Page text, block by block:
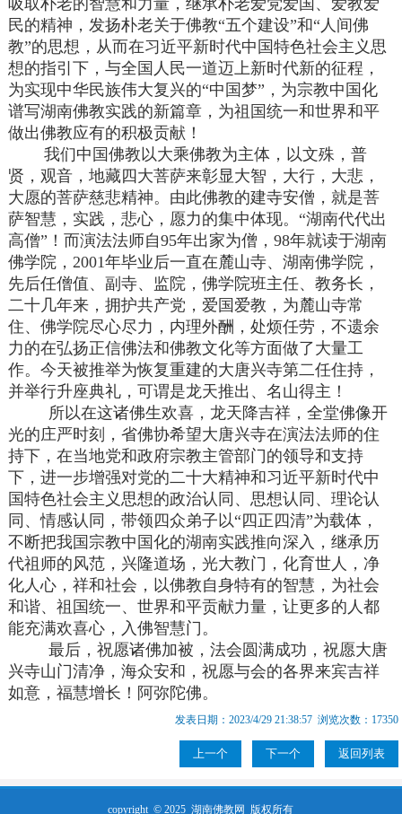
吸取朴老的智慧和力量，继承朴老爱党爱国、爱教爱
民的精神，发扬朴老关于佛教“五个建设”和“人间佛
教”的思想，从而在习近平新时代中国特色社会主义思
想的指引下，与全国人民一道迈上新时代新的征程，
为实现中华民族伟大复兴的“中国梦”，为宗教中国化
谱写湖南佛教实践的新篇章，为祖国统一和世界和平
做出佛教应有的积极贡献！
我们中国佛教以大乘佛教为主体，以文殊，普
贤，观音，地藏四大菩萨来彰显大智，大行，大悲，
大愿的菩萨慈悲精神。由此佛教的建寺安僧，就是菩
萨智慧，实践，悲心，愿力的集中体现。“湖南代代出
高僧”！而演法法师自95年出家为僧，98年就读于湖南
佛学院，2001年毕业后一直在麓山寺、湖南佛学院，
先后任僧值、副寺、监院，佛学院班主任、教务长，
二十几年来，拥护共产党，爱国爱教，为麓山寺常
住、佛学院尽心尽力，内理外酬，处烦任劳，不遗余
力的在弘扬正信佛法和佛教文化等方面做了大量工
作。今天被推举为恢复重建的大唐兴寺第二任住持，
并举行升座典礼，可谓是龙天推出、名山得主！
所以在这诸佛生欢喜，龙天降吉祥，全堂佛像开
光的庄严时刻，省佛协希望大唐兴寺在演法法师的住
持下，在当地党和政府宗教主管部门的领导和支持
下，进一步增强对党的二十大精神和习近平新时代中
国特色社会主义思想的政治认同、思想认同、理论认
同、情感认同，带领四众弟子以“四正四清”为载体，
不断把我国宗教中国化的湖南实践推向深入，继承历
代祖师的风范，兴隆道场，光大教门，化育世人，净
化人心，祥和社会，以佛教自身特有的智慧，为社会
和谐、祖国统一、世界和平贡献力量，让更多的人都
能充满欢喜心，入佛智慧门。
最后，祝愿诸佛加被，法会圆满成功，祝愿大唐
兴寺山门清净，海众安和，祝愿与会的各界来宾吉祥
如意，福慧增长！阿弥陀佛。
发表日期：2023/4/29 21:38:57 浏览次数：17350
上一个 下一个 返回列表
copyright © 2025 湖南佛教网 版权所有